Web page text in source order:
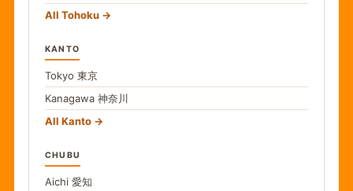
All Tohoku
KANTO
Tokyo 東京
Kanagawa 神奈川
All Kanto
CHUBU
Aichi 愛知